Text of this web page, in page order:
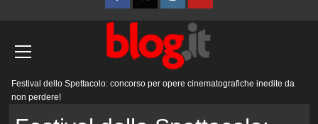
FacebookTwitterInstagramYouTube
principale
Festival dello Spettacolo: concorso per opere cinematografiche inedite da
non perdere!